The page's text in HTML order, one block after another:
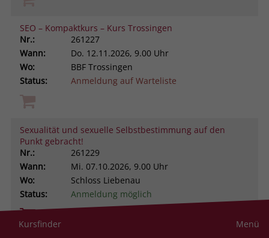
SEO – Kompaktkurs – Kurs Trossingen
Nr.:
261227
Wann:
Do. 12.11.2026, 9.00 Uhr
Wo:
BBF Trossingen
Status:
Anmeldung auf Warteliste
Sexualität und sexuelle Selbstbestimmung auf den
Punkt gebracht!
Nr.:
261229
Wann:
Mi. 07.10.2026, 9.00 Uhr
Wo:
Schloss Liebenau
Status:
Anmeldung möglich
Kursfinder Menü